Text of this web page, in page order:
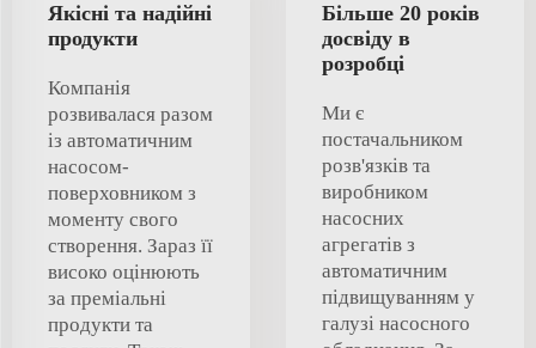
Якісні та надійні
продукти
Компанія
розвивалася разом
із автоматичним
насосом-
поверховником з
моменту свого
створення. Зараз її
високо оцінюють
за преміальні
продукти та
Більше 20 років
досвіду в
розробці
Ми є
постачальником
розв'язків та
виробником
насосних
агрегатів з
автоматичним
підвищуванням у
галузі насосного